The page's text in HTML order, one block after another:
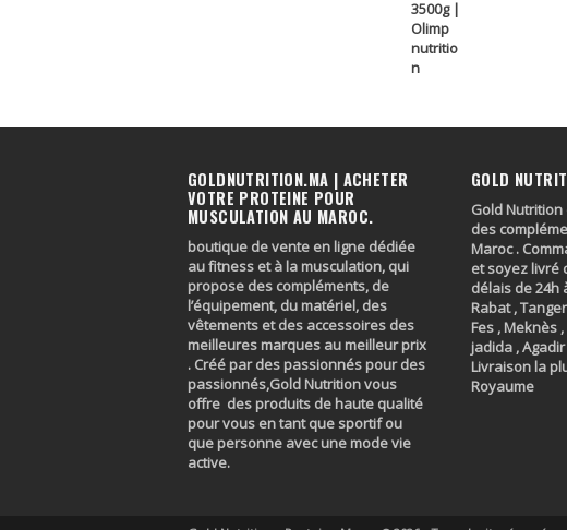
GOLDNUTRITION.MA | ACHETER
VOTRE PROTEINE POUR
MUSCULATION AU MAROC.
boutique de vente en ligne dédiée
au fitness et à la musculation, qui
propose des compléments, de
l’équipement, du matériel, des
vêtements et des accessoires des
meilleures marques au meilleur prix
. Créé par des passionnés pour des
passionnés,Gold Nutrition vous
offre des produits de haute qualité
pour vous en tant que sportif ou
que personne avec une mode vie
active.
GOLD
Gold
des
Maroc .
et soyez livré
délais de 24h
Rabat ,
Fes , Meknès
jadida ,
Livraison la
Royaume